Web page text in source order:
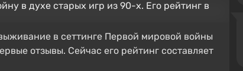
в сеттинге Первой мировой войны
отзывы. Сейчас его рейтинг составляет